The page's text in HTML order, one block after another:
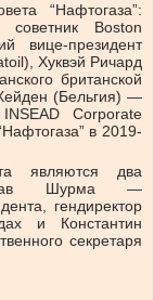
“Нафтогаза”:
Boston
вице-президент
Хуквэй Ричард
британской
(Бельгия) —
Corporate
в 2019-
являются два
Шурма —
гендиректор
и Константин
секретаря